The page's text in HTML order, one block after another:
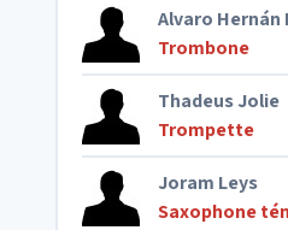
Alvaro Hernán
Trombone
Thadeus Jolie
Trompette
Joram Leys
Saxophone